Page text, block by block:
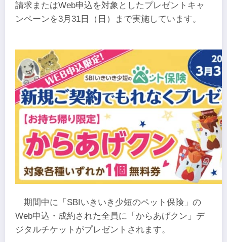
請求またはWeb申込を対象としたプレゼントキャ
ンペーンを3月31日（日）まで実施しています。
期間中に「SBIいきいき少短のペット保険」の
Web申込・成約された全員に「からあげクン」デ
ジタルチケットがプレゼントされます。